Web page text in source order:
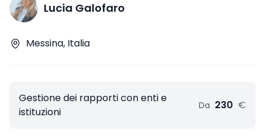
Lucia Galofaro
Messina, Italia
Gestione dei rapporti con enti e
istituzioni
Da 230 €